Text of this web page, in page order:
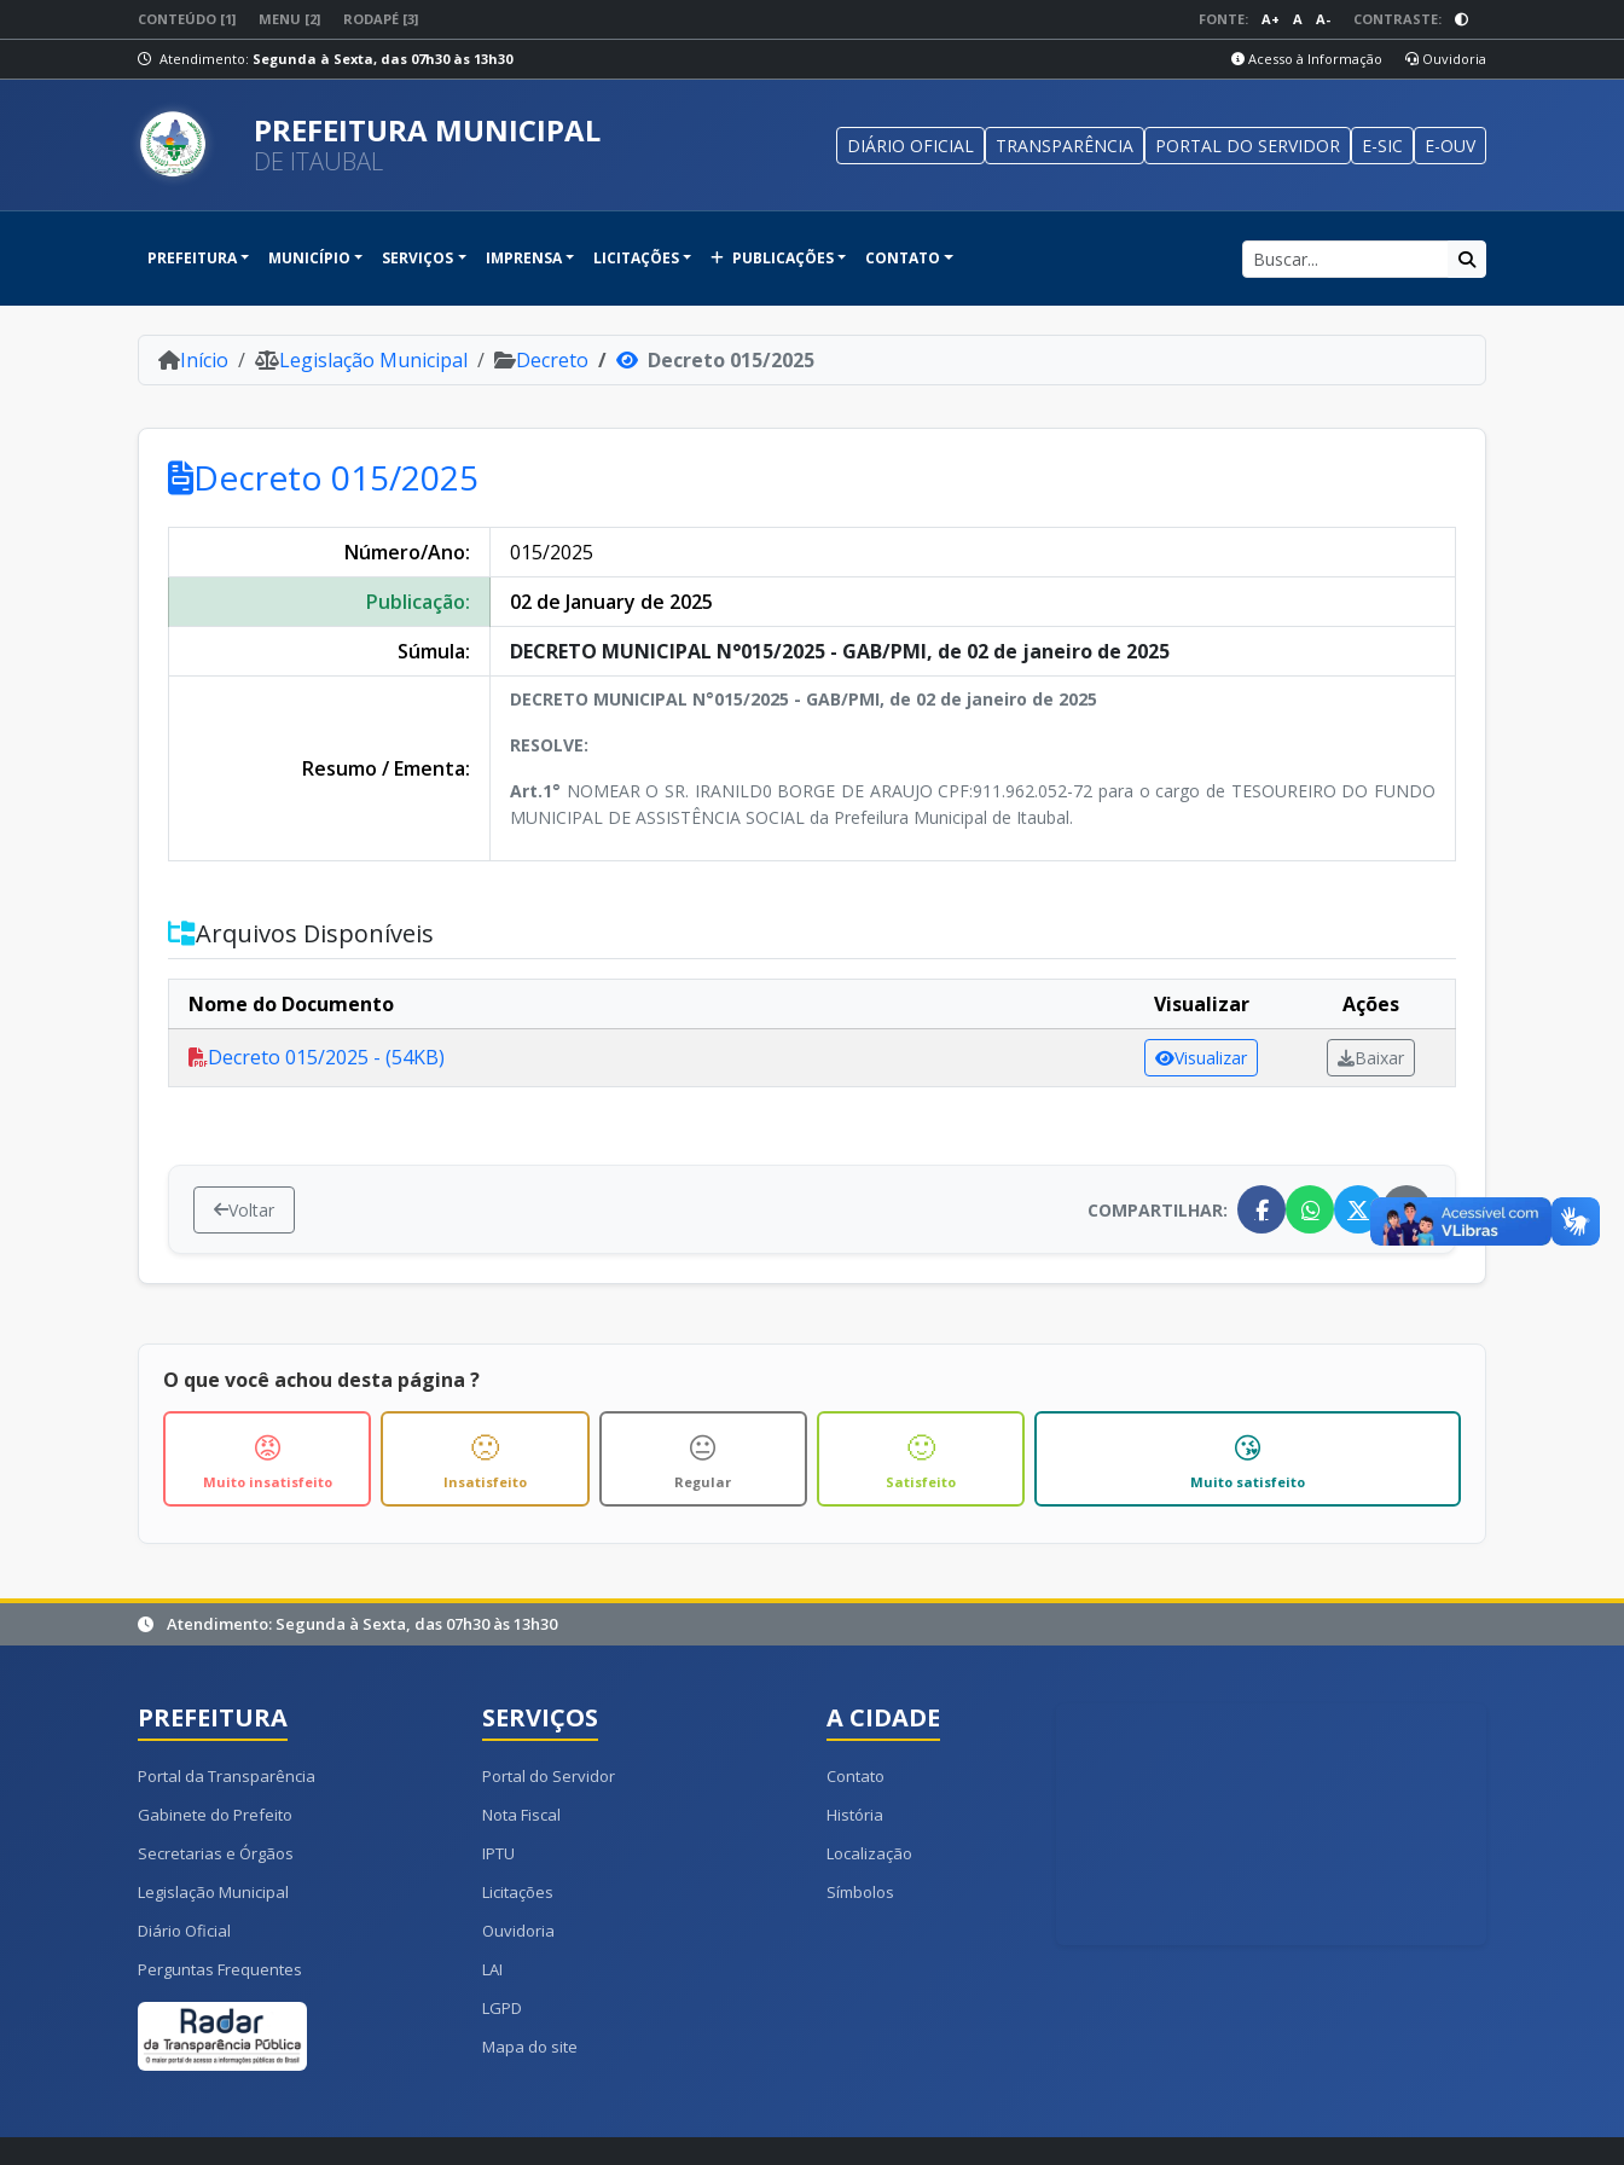
CONTEÚDO [1] MENU [2] RODAPÉ [3] FONTE: A+ A A- CONTRASTE:
Atendimento: Segunda à Sexta, das 07h30 às 13h30 Acesso à Informação Ouvidoria
PREFEITURA MUNICIPAL
DE ITAUBAL DIÁRIO OFICIAL TRANSPARÊNCIA PORTAL DO SERVIDOR E-SIC E-OUV
PREFEITURA MUNICÍPIO SERVIÇOS IMPRENSA LICITAÇÕES PUBLICAÇÕES CONTATO
Início Legislação Municipal Decreto Decreto 015/2025
Decreto 015/2025
Número/Ano:
015/2025
Publicação:
02 de January de 2025
Súmula:
DECRETO MUNICIPAL N°015/2025 - GAB/PMI, de 02 de janeiro de 2025
Resumo / Ementa:
DECRETO MUNICIPAL N°015/2025 - GAB/PMI, de 02 de janeiro de 2025
RESOLVE:
Art.1° NOMEAR O SR. IRANILD0 BORGE DE ARAUJO CPF:911.962.052-72 para o cargo de TESOUREIRO DO FUNDO
MUNICIPAL DE ASSISTÊNCIA SOCIAL da Prefeilura Municipal de Itaubal.
Arquivos Disponíveis
Nome do Documento Visualizar
Ações
Decreto 015/2025 - (54KB)
Visualizar Baixar
Voltar COMPARTILHAR:
O que você achou desta página ?
😡
Muito insatisfeito
🙁
Insatisfeito
😐
Regular
🙂
Satisfeito
😘
Muito satisfeito
Atendimento: Segunda à Sexta, das 07h30 às 13h30
PREFEITURA
Portal da Transparência
Gabinete do Prefeito
Secretarias e Órgãos
Legislação Municipal
Diário Oficial
Perguntas Frequentes
SERVIÇOS
Portal do Servidor
Nota Fiscal
IPTU
Licitações
Ouvidoria
LAI
LGPD
Mapa do site
A CIDADE
Contato
História
Localização
Símbolos